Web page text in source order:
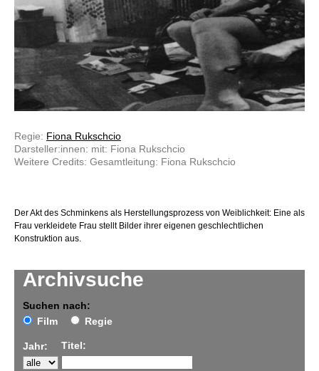
Archivsuche
Suchen nach:
Film
Regie
Jahr: Titel:
Regie: Fiona Rukschcio
Darsteller:innen: mit: Fiona Rukschcio
Weitere Credits: Gesamtleitung: Fiona Rukschcio
Der Akt des Schminkens als Herstellungsprozess von Weiblichkeit: Eine als
Frau verkleidete Frau stellt Bilder ihrer eigenen geschlechtlichen
Konstruktion aus.